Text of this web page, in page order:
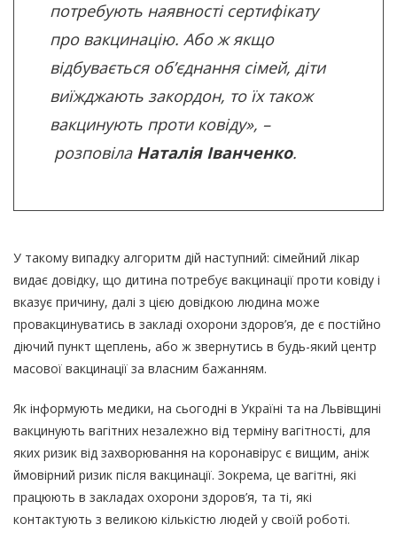
потребують наявності сертифікату
про вакцинацію. Або ж якщо
відбувається об’єднання сімей, діти
виїжджають закордон, то їх також
вакцинують проти ковіду», –
розповіла Наталія Іванченко.
У такому випадку алгоритм дій наступний: сімейний лікар
видає довідку, що дитина потребує вакцинації проти ковіду і
вказує причину, далі з цією довідкою людина може
провакцинуватись в закладі охорони здоров’я, де є постійно
діючий пункт щеплень, або ж звернутись в будь-який центр
масової вакцинації за власним бажанням.
Як інформують медики, на сьогодні в Україні та на Львівщині
вакцинують вагітних незалежно від терміну вагітності, для
яких ризик від захворювання на коронавірус є вищим, аніж
ймовірний ризик після вакцинації. Зокрема, це вагітні, які
працюють в закладах охорони здоров’я, та ті, які
контактують з великою кількістю людей у своїй роботі.